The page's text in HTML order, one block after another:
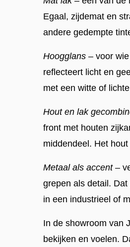
Egaal, zijdemat en
andere gedempte
Hoogglans – voor
reflecteert licht en
met een witte of
Hout en lak
front met houten
middendeel. Het
Metaal als accent –
grepen als detail.
in een industrieel of
In de showroom van
bekijken en voelen.